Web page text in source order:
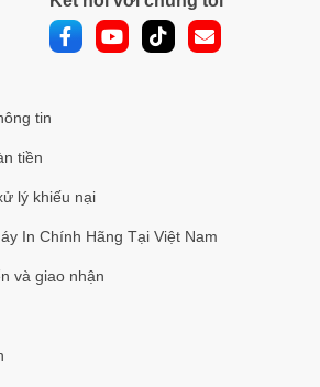
tin
tiền
lý khiếu nại
In Chính Hãng Tại Việt Nam
và giao nhận